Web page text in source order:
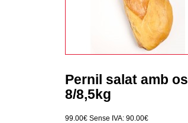
Pernil salat amb os
8/8,5kg
99.00€ Sense IVA: 90.00€